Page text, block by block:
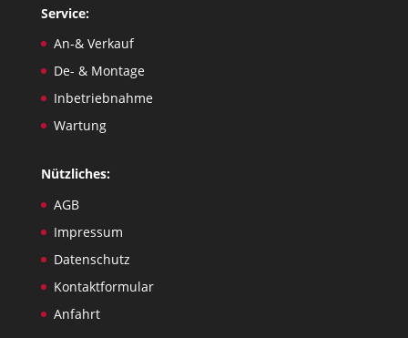
Service:
An-& Verkauf
De- & Montage
Inbetriebnahme
Wartung
Nützliches:
AGB
Impressum
Datenschutz
Kontaktformular
Anfahrt